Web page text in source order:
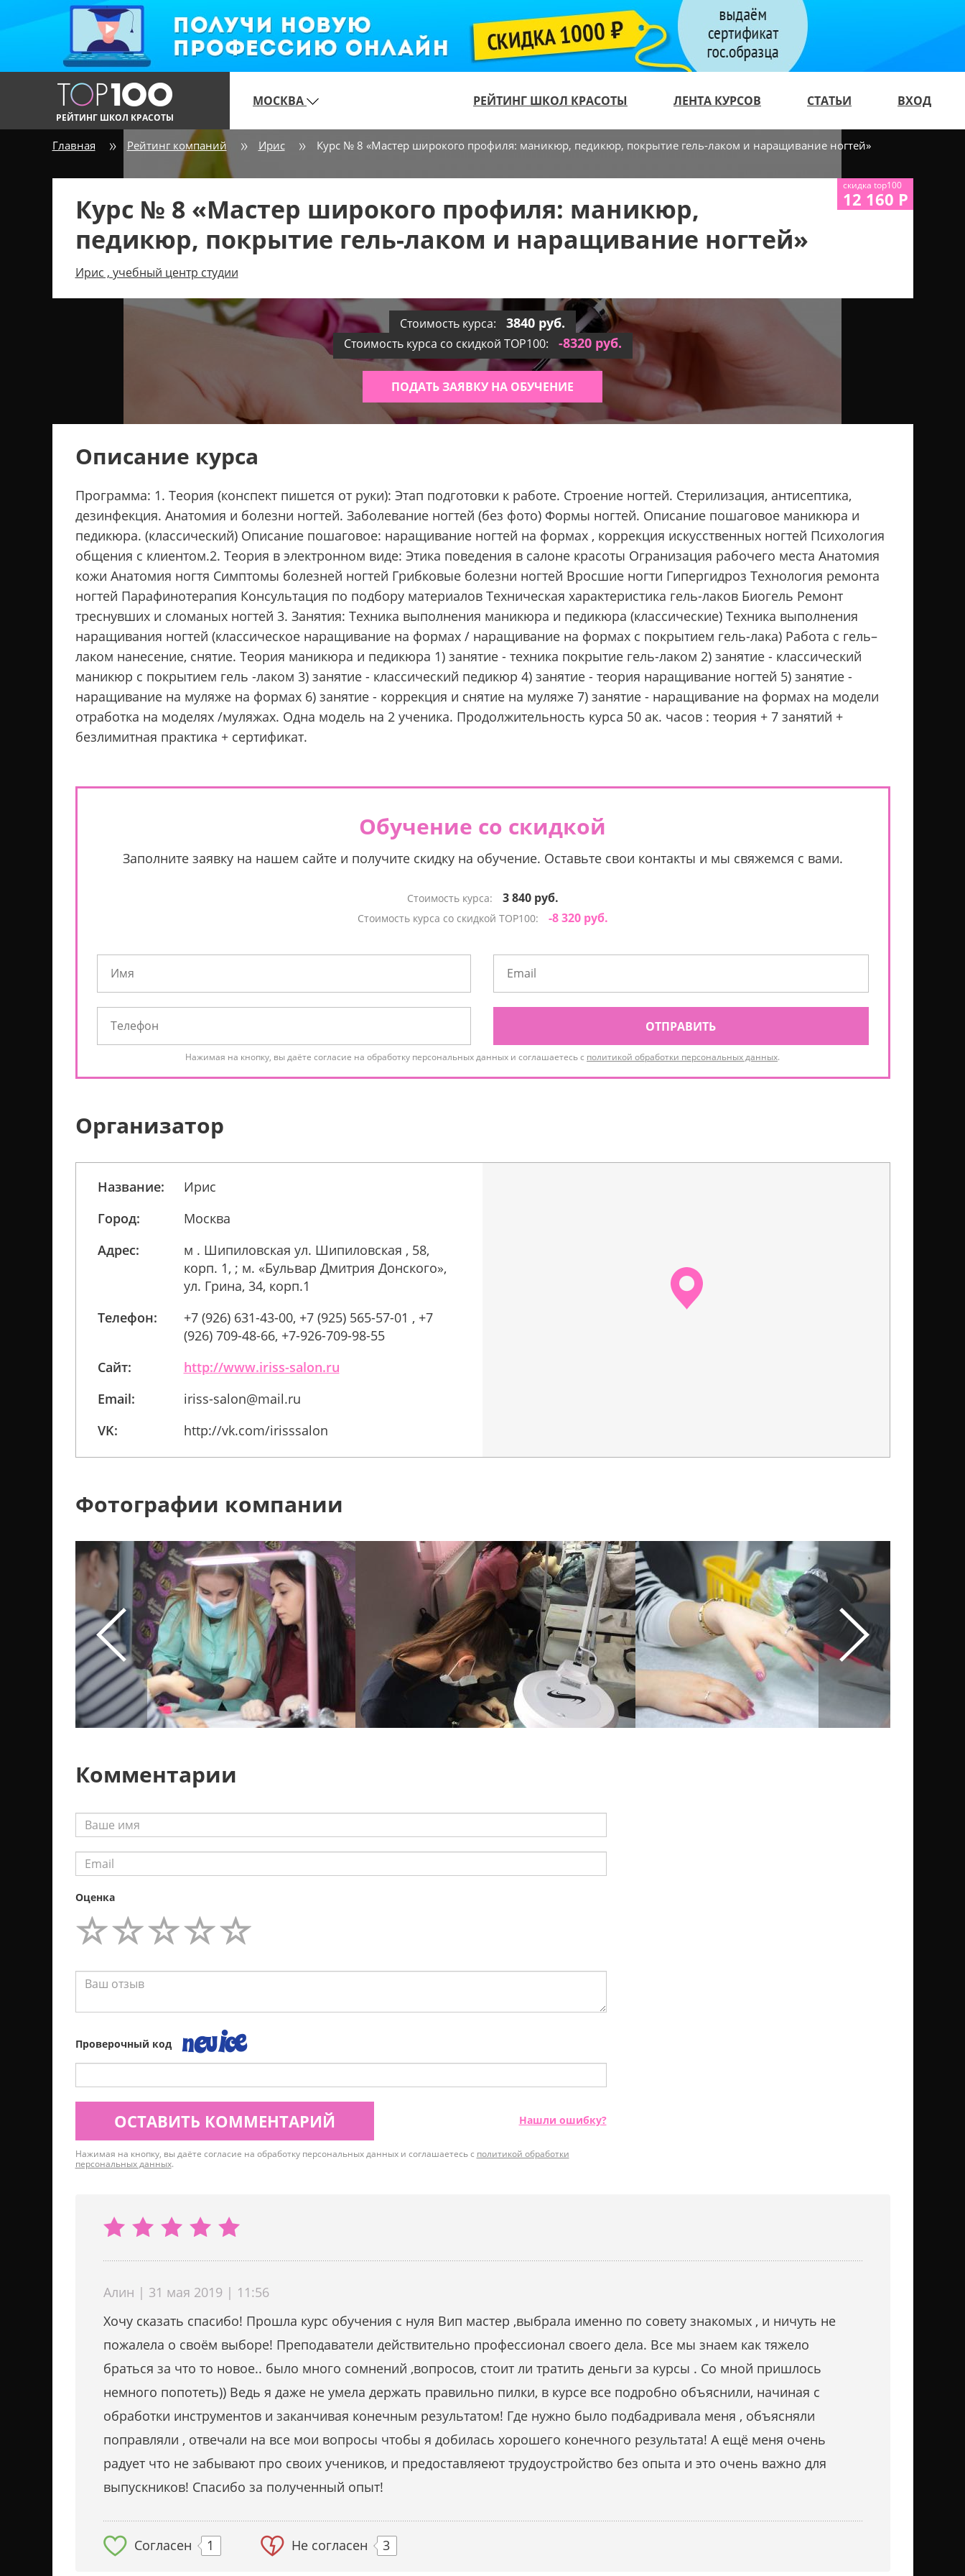
РЕЙТИНГ ШКОЛ КРАСОТЫ
МОСКВА РЕЙТИНГ ШКОЛ КРАСОТЫ ЛЕНТА КУРСОВ СТАТЬИ ВХОД
Главная Рейтинг компаний Ирис Курс № 8 «Мастер широкого профиля: маникюр, педикюр, покрытие гель-лаком и наращивание ногтей»
скидка top100
12 160 Р
Курс № 8 «Мастер широкого профиля: маникюр,
педикюр, покрытие гель-лаком и наращивание ногтей»
Ирис , учебный центр студии
Стоимость курса: 3840 руб.
Стоимость курса со скидкой TOP100: -8320 руб.
ПОДАТЬ ЗАЯВКУ НА ОБУЧЕНИЕ
Описание курса
Программа: 1. Теория (конспект пишется от руки): Этап подготовки к работе. Строение ногтей. Стерилизация, антисептика,
дезинфекция. Анатомия и болезни ногтей. Заболевание ногтей (без фото) Формы ногтей. Описание пошаговое маникюра и
педикюра. (классический) Описание пошаговое: наращивание ногтей на формах , коррекция искусственных ногтей Психология
общения с клиентом. ​ 2. Теория в электронном виде: Этика поведения в салоне красоты Огранизация рабочего места Анатомия
кожи Анатомия ногтя Симптомы болезней ногтей Грибковые болезни ногтей Вросшие ногти Гипергидроз Технология ремонта
ногтей Парафинотерапия Консультация по подбору материалов Техническая характеристика гель-лаков Биогель Ремонт
треснувших и сломаных ногтей 3. Занятия: Техника выполнения маникюра и педикюра (классические) Техника выполнения
наращивания ногтей (классическое наращивание на формах / наращивание на формах с покрытием гель-лака) Работа с гель–
лаком нанесение, снятие. Теория маникюра и педикюра 1) занятие - техника покрытие гель-лаком 2) занятие - классический
маникюр с покрытием гель -лаком 3) занятие - классический педикюр 4) занятие - теория наращивание ногтей 5) занятие -
наращивание на муляже на формах 6) занятие - коррекция и снятие на муляже 7) занятие - наращивание на формах на модели
отработка на моделях /муляжах. Одна модель на 2 ученика. Продолжительность курса 50 ак. часов : теория + 7 занятий +
безлимитная практика + сертификат.
Обучение со скидкой
Заполните заявку на нашем сайте и получите скидку на обучение. Оставьте свои контакты и мы свяжемся с вами.
Стоимость курса: 3 840 руб.
Стоимость курса со скидкой TOP100: -8 320 руб.
ОТПРАВИТЬ
Нажимая на кнопку, вы даёте согласие на обработку персональных данных и соглашаетесь с политикой обработки персональных данных.
Организатор
Название:
Ирис
Город:
Москва
Адрес:
м . Шипиловская ул. Шипиловская , 58,
корп. 1, ; м. «Бульвар Дмитрия Донского»,
ул. Грина, 34, корп.1
Телефон:
+7 (926) 631-43-00, +7 (925) 565-57-01 , +7
(926) 709-48-66, +7-926-709-98-55
Сайт:
http://www.iriss-salon.ru
Email:
iriss-salon@mail.ru
VK:
http://vk.com/irisssalon
Фотографии компании
Комментарии
Оценка
Проверочный код
ОСТАВИТЬ КОММЕНТАРИЙ Нашли ошибку?
Нажимая на кнопку, вы даёте согласие на обработку персональных данных и соглашаетесь с политикой обработки
персональных данных.
Алин | 31 мая 2019 | 11:56
Хочу сказать спасибо! Прошла курс обучения с нуля Вип мастер ,выбрала именно по совету знакомых , и ничуть не
пожалела о своём выборе! Преподаватели действительно профессионал своего дела. Все мы знаем как тяжело
браться за что то новое.. было много сомнений ,вопросов, стоит ли тратить деньги за курсы . Со мной пришлось
немного попотеть)) Ведь я даже не умела держать правильно пилки, в курсе все подробно объяснили, начиная с
обработки инструментов и заканчивая конечным результатом! Где нужно было подбадривала меня , объясняли
поправляли , отвечали на все мои вопросы чтобы я добилась хорошего конечного результата! А ещё меня очень
радует что не забывают про своих учеников, и предоставляеют трудоустройство без опыта и это очень важно для
выпускников! Спасибо за полученный опыт!
Согласен 1 Не согласен 3